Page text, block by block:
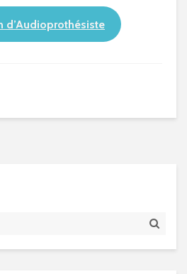
d’Audioprothésiste